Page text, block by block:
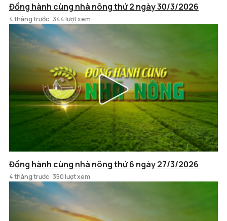
Đồng hành cùng nhà nông thứ 2 ngày 30/3/2026
4 tháng trước 344 lượt xem
Đồng hành cùng nhà nông thứ 6 ngày 27/3/2026
4 tháng trước 350 lượt xem